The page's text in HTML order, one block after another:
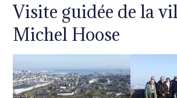
Visite guidée de la
Michel Hoose